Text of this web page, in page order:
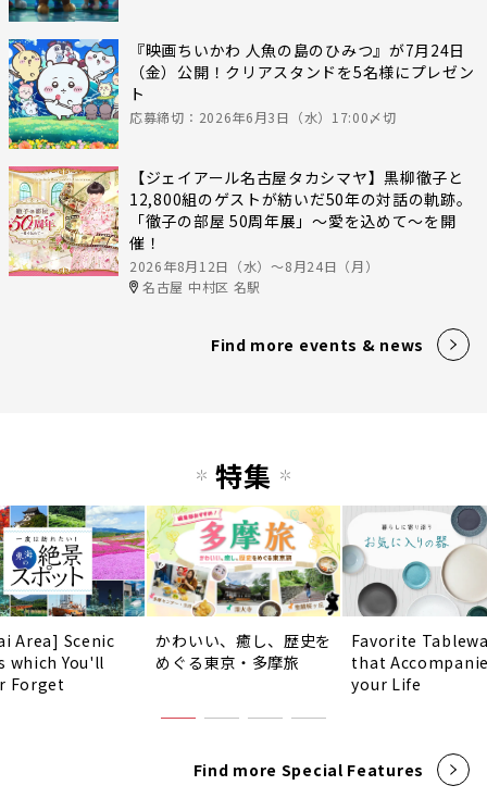
『映画ちいかわ 人魚の島のひみつ』が7月24日
（金）公開！クリアスタンドを5名様にプレゼン
ト
応募締切：2026年6月3日（水）17:00〆切
【ジェイアール名古屋タカシマヤ】黒柳徹子と
12,800組のゲストが紡いだ50年の対話の軌跡。
「徹子の部屋 50周年展」～愛を込めて～を開
催！
2026年8月12日（水）〜8月24日（月）
名古屋 中村区 名駅
Find more events & news
特集
Area] Scenic
which You'll
Forget
かわいい、癒し、歴史を
めぐる東京・多摩旅
Favorite
that
your Life
Find more Special Features